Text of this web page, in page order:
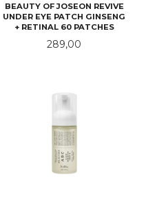
BEAUTY OF JOSEON REVIVE
UNDER EYE PATCH GINSENG
+ RETINAL 60 PATCHES
Pris
289,00